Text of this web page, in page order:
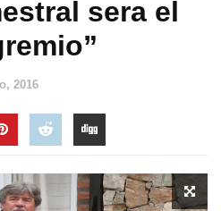
sera el
2016